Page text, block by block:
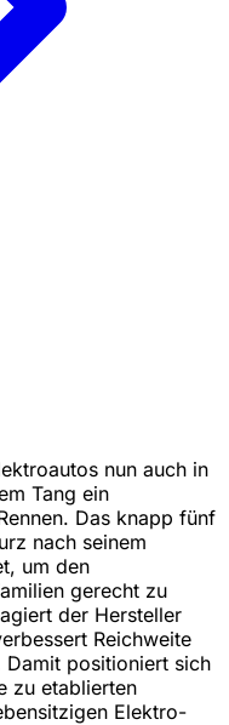
nun auch in
Tang ein
Das knapp fünf
nach seinem
um den
gerecht zu
der Hersteller
Reichweite
positioniert sich
zu etablierten
Elektro-